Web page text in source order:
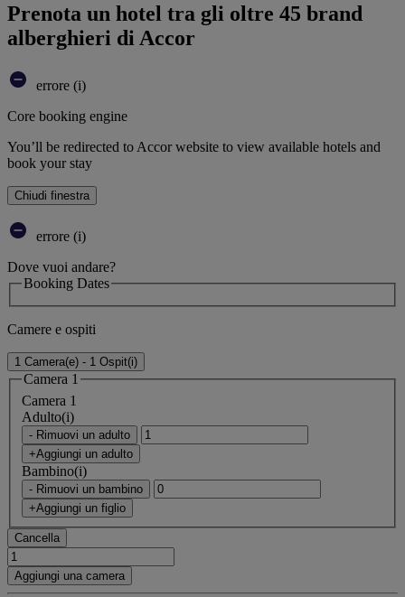
Prenota un hotel tra gli oltre 45 brand
alberghieri di Accor
errore (i)
Core booking engine
You’ll be redirected to Accor website to view available hotels and
book your stay
Chiudi finestra
errore (i)
Dove vuoi andare?
Booking Dates
Camere e ospiti
1 Camera(e) - 1 Ospit(i)
Camera 1
Camera 1
Adulto(i)
- Rimuovi un adulto
+Aggiungi un adulto
Bambino(i)
- Rimuovi un bambino
+Aggiungi un figlio
Cancella
Aggiungi una camera